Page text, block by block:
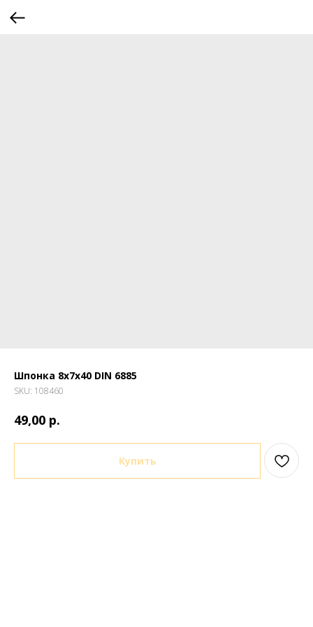
Шпонка 8х7х40 DIN 6885
SKU: 108460
49,00 р.
Купить